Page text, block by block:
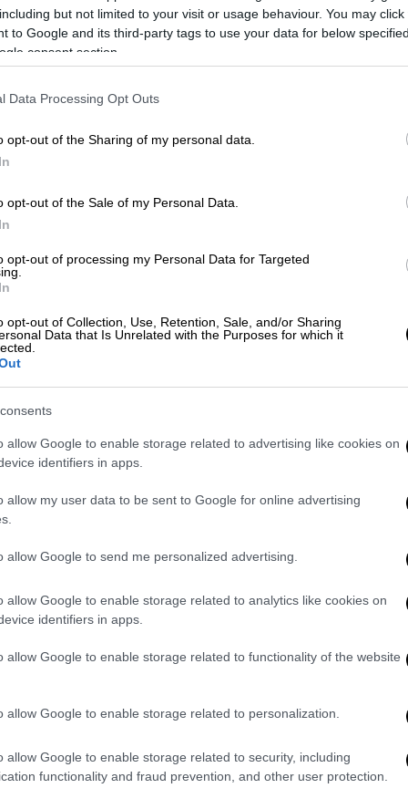
but not limited to your visit or usage behaviour. You may
to Google and its third-party tags to use your data for below
consent section.
Data Processing Opt Outs
opt-out of the Sharing of my personal data.
opt-out of the Sale of my Personal Data.
opt-out of processing my Personal Data for Targeted
opt-out of Collection, Use, Retention, Sale, and/or Sharing
Data that Is Unrelated with the Purposes for which it
allow Google to enable storage related to advertising like cookies on
identifiers in apps.
allow my user data to be sent to Google for online advertising
allow Google to send me personalized advertising.
allow Google to enable storage related to analytics like cookies on
identifiers in apps.
allow Google to enable storage related to functionality of the website
allow Google to enable storage related to personalization.
allow Google to enable storage related to security, including
functionality and fraud prevention, and other user protection.
του πετρελαίουΣτενών του Ορμούζ.
του Ορμούζ αν οι ΗΠΑ επιτεθούν
σταθμούς παραγωγής ηλεκτρικής
βρίσκονται στις ακτές του Κόλπου, στην
στις 28 Φεβρουαρίου με τις
κατά της Τεχεράνης.
παράγεται από σταθμούς συνδυασμένου
φυσικού αερίου και ατμού), ακολουθούν
πηγές ενέργειας
ενέργεια δεν αντιστοιχεί παρά στο
ρωσικής κατασκευής και
η Μόσχα υπέγραψανσυμφωνία ύψους 25
1.255 MW έκαστος , σύμφωνα με το Irna.
, συνθήκες που αυξάνουν την
και φυσικό αέριο, η χώρα γνωρίζει